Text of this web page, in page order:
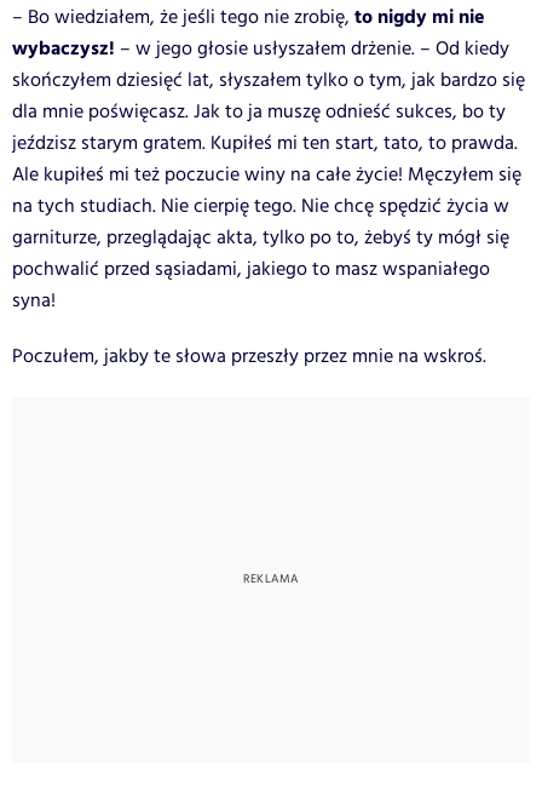
– Bo wiedziałem, że jeśli tego nie zrobię, to nigdy mi nie
wybaczysz! – w jego głosie usłyszałem drżenie. – Od kiedy
skończyłem dziesięć lat, słyszałem tylko o tym, jak bardzo się
dla mnie poświęcasz. Jak to ja muszę odnieść sukces, bo ty
jeździsz starym gratem. Kupiłeś mi ten start, tato, to prawda.
Ale kupiłeś mi też poczucie winy na całe życie! Męczyłem się
na tych studiach. Nie cierpię tego. Nie chcę spędzić życia w
garniturze, przeglądając akta, tylko po to, żebyś ty mógł się
pochwalić przed sąsiadami, jakiego to masz wspaniałego
syna!
Poczułem, jakby te słowa przeszły przez mnie na wskroś.